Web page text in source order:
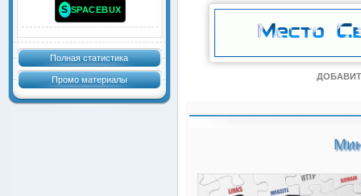
S SPACEBUX
Полная статистика
Промо материалы